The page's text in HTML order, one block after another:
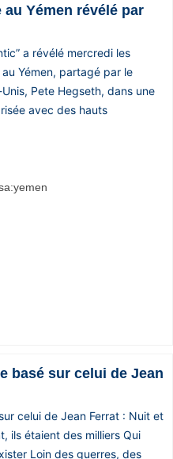
au Yémen révélé par
a révélé mercredi les
Yémen, partagé par le
Pete Hegseth, dans une
avec des hauts
basé sur celui de Jean
celui de Jean Ferrat : Nuit et
ils étaient des milliers Qui
Loin des guerres, des